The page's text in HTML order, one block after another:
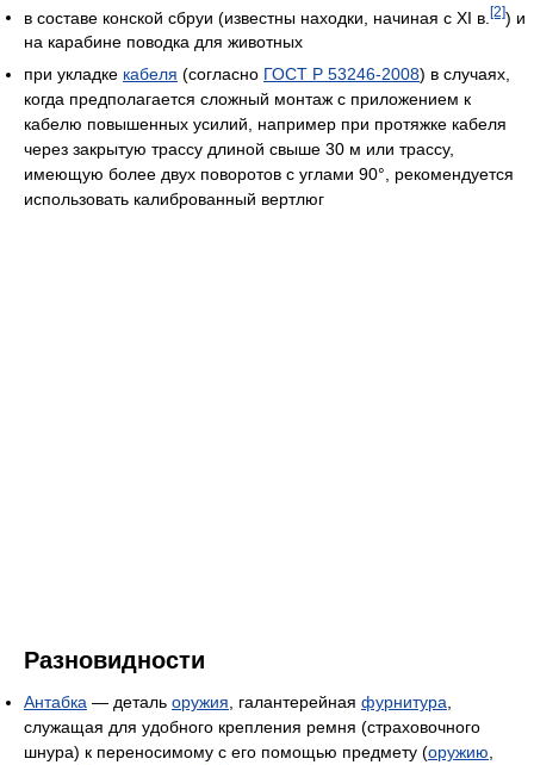
в составе конской сбруи (известны находки, начиная с XI в. [2]) и
на карабине поводка для животных
при укладке кабеля (согласно ГОСТ Р 53246-2008) в случаях,
когда предполагается сложный монтаж с приложением к
кабелю повышенных усилий, например при протяжке кабеля
через закрытую трассу длиной свыше 30 м или трассу,
имеющую более двух поворотов с углами 90°, рекомендуется
использовать калиброванный вертлюг
Разновидности
Антабка — деталь оружия, галантерейная фурнитура,
служащая для удобного крепления ремня (страховочного
шнура) к переносимому с его помощью предмету (оружию,